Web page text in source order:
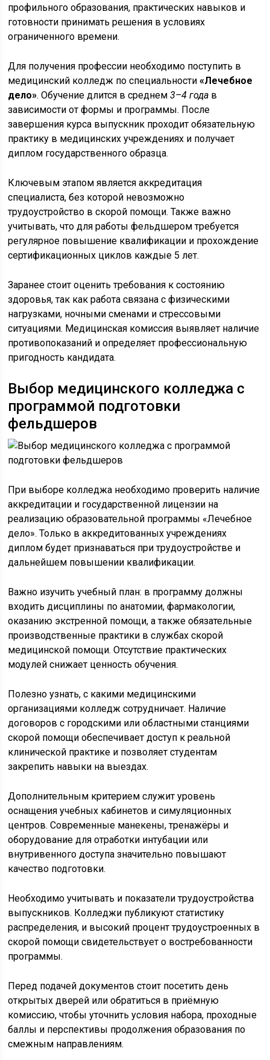
профильного образования, практических навыков и
готовности принимать решения в условиях
ограниченного времени.
Для получения профессии необходимо поступить в
медицинский колледж по специальности«Лечебное
дело». Обучение длится в среднем3–4 года в
зависимости от формы и программы. После
завершения курса выпускник проходит обязательную
практику в медицинских учреждениях и получает
диплом государственного образца.
Ключевым этапом является аккредитация
специалиста, без которой невозможно
трудоустройство в скорой помощи. Также важно
учитывать, что для работы фельдшером требуется
регулярное повышение квалификации и прохождение
сертификационных циклов каждые 5 лет.
Заранее стоит оценить требования к состоянию
здоровья, так как работа связана с физическими
нагрузками, ночными сменами и стрессовыми
ситуациями. Медицинская комиссия выявляет наличие
противопоказаний и определяет профессиональную
пригодность кандидата.
Выбор медицинского колледжа с
программой подготовки
фельдшеров
При выборе колледжа необходимо проверить наличие
аккредитации и государственной лицензии на
реализацию образовательной программы «Лечебное
дело». Только в аккредитованных учреждениях
диплом будет признаваться при трудоустройстве и
дальнейшем повышении квалификации.
Важно изучить учебный план: в программу должны
входить дисциплины по анатомии, фармакологии,
оказанию экстренной помощи, а также обязательные
производственные практики в службах скорой
медицинской помощи. Отсутствие практических
модулей снижает ценность обучения.
Полезно узнать, с какими медицинскими
организациями колледж сотрудничает. Наличие
договоров с городскими или областными станциями
скорой помощи обеспечивает доступ к реальной
клинической практике и позволяет студентам
закрепить навыки на выездах.
Дополнительным критерием служит уровень
оснащения учебных кабинетов и симуляционных
центров. Современные манекены, тренажёры и
оборудование для отработки интубации или
внутривенного доступа значительно повышают
качество подготовки.
Необходимо учитывать и показатели трудоустройства
выпускников. Колледжи публикуют статистику
распределения, и высокий процент трудоустроенных в
скорой помощи свидетельствует о востребованности
программы.
Перед подачей документов стоит посетить день
открытых дверей или обратиться в приёмную
комиссию, чтобы уточнить условия набора, проходные
баллы и перспективы продолжения образования по
смежным направлениям.